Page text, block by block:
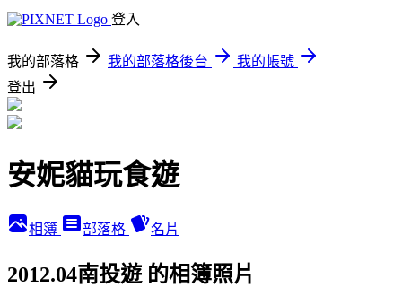
登入
我的部落格 我的部落格後台
我的帳號
登出
安妮貓玩食遊
相簿 部落格 名片
2012.04南投遊 的相簿照片